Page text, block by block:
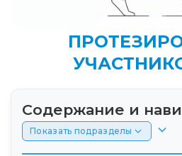
Содержание и
Показать подразделы